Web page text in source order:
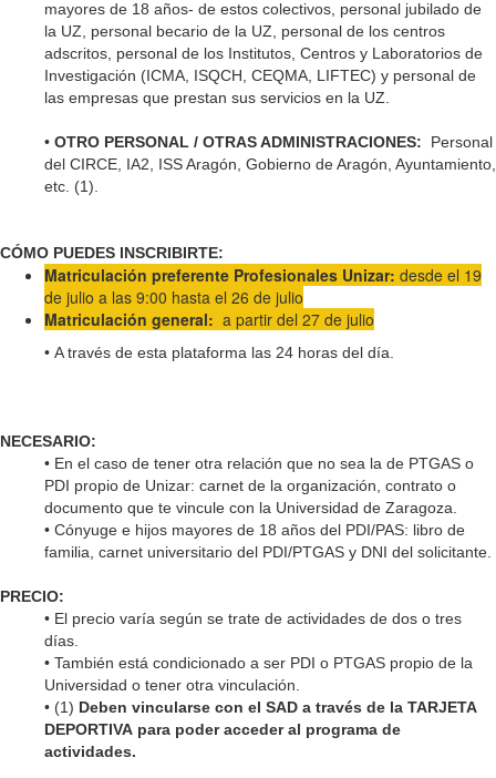
mayores de 18 años- de estos colectivos, personal jubilado de
la UZ, personal becario de la UZ, personal de los centros
adscritos, personal de los Institutos, Centros y Laboratorios de
Investigación (ICMA, ISQCH, CEQMA, LIFTEC) y personal de
las empresas que prestan sus servicios en la UZ.
• OTRO PERSONAL / OTRAS ADMINISTRACIONES: Personal
del CIRCE, IA2, ISS Aragón, Gobierno de Aragón, Ayuntamiento,
etc. (1).
CÓMO PUEDES INSCRIBIRTE:
Matriculación preferente Profesionales Unizar: desde el 19
de julio a las 9:00 hasta el 26 de julio
Matriculación general: a partir del 27 de julio
• A través de esta plataforma las 24 horas del día.
NECESARIO:
• En el caso de tener otra relación que no sea la de PTGAS o
PDI propio de Unizar: carnet de la organización, contrato o
documento que te vincule con la Universidad de Zaragoza
• Cónyuge e hijos mayores de 18 años del PDI/PAS: libro de
familia, carnet universitario del PDI/PTGAS y DNI del solicitante.
PRECIO:
• El precio varía según se trate de actividades de dos o tres
días
• También está condicionado a ser PDI o PTGAS propio de la
Universidad o tener otra vinculación.
• (1) Deben vincularse con el SAD a través de la TARJETA
DEPORTIVA para poder acceder al programa de
actividades.